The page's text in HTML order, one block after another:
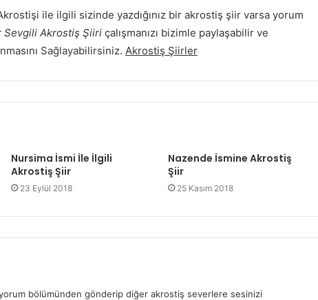
ile ilgili sizinde yazdığınız bir akrostiş şiir varsa yorum
Sevgili Akrostiş Şiiri çalışmanızı bizimle paylaşabilir ve
Sağlayabilirsiniz. Akrostiş Şiirler
Nursima İsmi İle İlgili
Akrostiş Şiir
23 Eylül 2018
Nazende İsmine Akrostiş
Şiir
25 Kasım 2018
yorum bölümünden gönderip diğer akrostiş severlere sesinizi